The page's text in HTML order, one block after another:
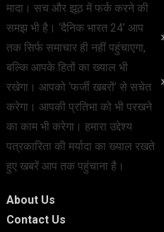
मादा। सच और झूठ में फर्क करने की
समझ भी है। ‘दैनिक भारत 24’ आप
तक सिर्फ समाचार ही नहीं पहुंचाएगा,
बल्कि आपके हितों का ख्याल भी
रखेगा। आपको ‘फर्जी खबरों’ से सचेत
करेगा। आपकी प्रतिभा को भी परखने
का काम भी करेगा। हमारा उद्देश्य
पत्रकारिता की मर्यादा का ख्याल रखते
हुए खबरें आप तक पहुंचाना है।
About Us
Contact Us